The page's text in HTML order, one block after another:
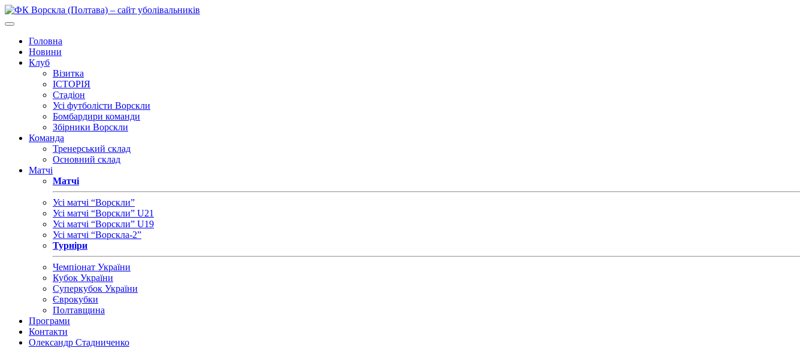
Головна
Новини
Клуб
Візитка
ІСТОРІЯ
Стадіон
Усі футболісти Ворскли
Бомбардири команди
Збірники Ворскли
Команда
Тренерський склад
Основний склад
Матчі
Матчі
Усі матчі “Ворскли”
Усі матчі “Ворскли” U21
Усі матчі “Ворскли” U19
Усі матчі “Ворскла-2”
Турніри
Чемпіонат України
Кубок України
Суперкубок України
Єврокубки
Полтавщина
Програми
Контакти
Олександр Стадниченко